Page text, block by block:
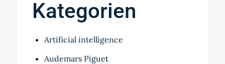
Kategorien
Artificial intelligence
Audemars Piguet